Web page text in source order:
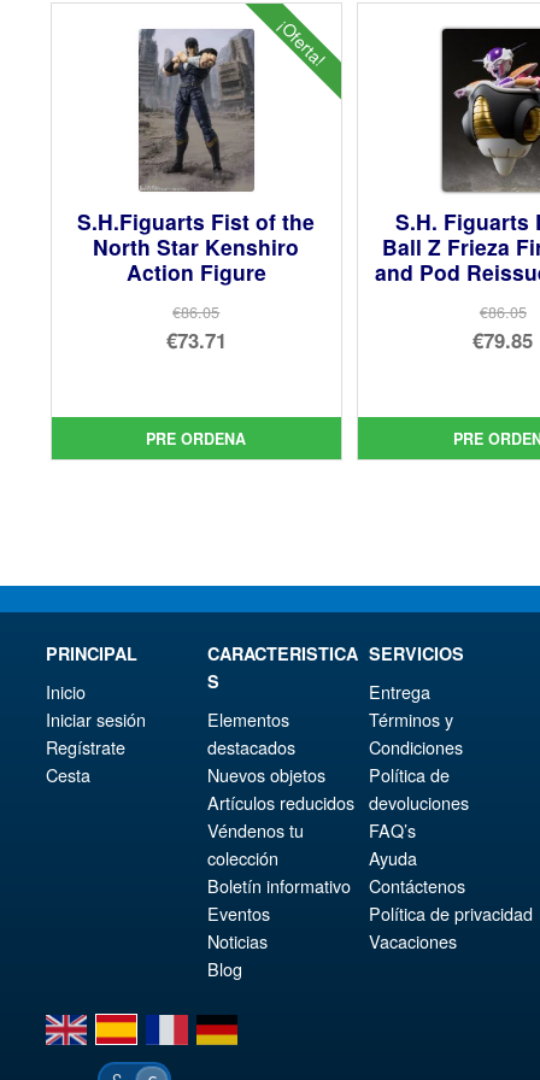
¡Oferta!
S.H.Figuarts Fist of the
North Star Kenshiro
Action Figure
€86.05
El
era:
€86.05.
€73.71
actual
es:
PRE ORDENA
S.H. Figuarts
Ball Z Frieza
and Pod
€86.05
El
era:
€79.85
es:
PRE
PRINCIPAL
Inicio
Iniciar sesión
Regístrate
Cesta
CARACTERISTICA
S
Elementos
destacados
Nuevos objetos
Artículos reducidos
Véndenos tu
colección
Boletín informativo
Eventos
Noticias
Blog
SERVICIOS
Entrega
Términos y
Condiciones
Política de
devoluciones
FAQ’s
Ayuda
Contáctenos
Política de privacidad
Vacaciones
en es fr de